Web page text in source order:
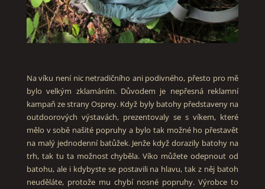
Na víku není nic netradičního ani podivného, přesto pro mě
bylo velkým zklamáním. Důvodem je nepřesná reklamní
kampaň ze strany Osprey. Když byly batohy představeny na
outdoorových výstavách, prezentovaly se s víkem, které
mělo v sobě našité popruhy a bylo tak možné ho přestavět
na malý jednodenní batůžek. Jenže když dorazily batohy na
trh, tak tu ta možnost chyběla. Víko můžete odepnout od
batohu, ale i kdybyste se postavili na hlavu, tak z něj batoh
neuděláte, protože mu chybí nosné popruhy. Výrobce to